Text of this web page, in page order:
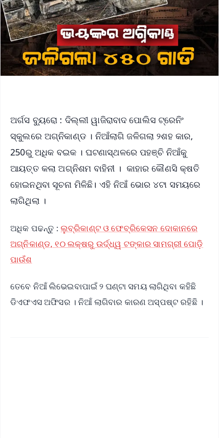
ଅର୍ଗସ ବ୍ୟୁରୋ : ଦିଲ୍ଲୀ ୱାଜିରାବାଦ ପୋଲିସ ଟ୍ରେନିଂ
ସ୍କୁଲରେ ଅଗ୍ନିକାଣ୍ଡ । ନିଆଁଲାଗି ଜଳିଗଲା ୨ଶହ କାର,
250ରୁ ଅଧିକ ବଇକ । ଘଟଣାସ୍ଥଳରେ ପହଞ୍ଚି ନିଆଁକୁ
ଆୟତ୍ତ କଲା ଅଗ୍ନିଶମ ବାହିନୀ । କାହାର କୌଣସି କ୍ଷତି
ହୋଇନଥିବା ସୂଚନା ମିଳିଛି। ଏହି ନିଆଁ ଭୋର ୪ଟା ସମୟରେ
ଲାଗିଥିଲା ।
ଅଧିକ ପଢନ୍ତୁ : ଲୁବ୍ରିକାଣ୍ଟ ଓ ଫେବ୍ରିକେସନ ଦୋକାନରେ
ଅଗ୍ନିକାଣ୍ଡ, ୧୦ ଲକ୍ଷରୁ ଉର୍ଦ୍ଧ୍ୱ ଟଙ୍କାର ସାମଗ୍ରୀ ପୋଡ଼ି
ପାଉଁଶ
ତେବେ ନିଆଁ ଲିଭେଇବାପାଇଁ ୨ ଘଣ୍ଟା ସମୟ ଲାଗିଥିବା କହିଛି
ଡିଏଫଏସ ଅଫିସର । ନିଆଁ ଲାଗିବାର କାରଣ ଅସ୍ପଷ୍ଟ ରହିଛି ।